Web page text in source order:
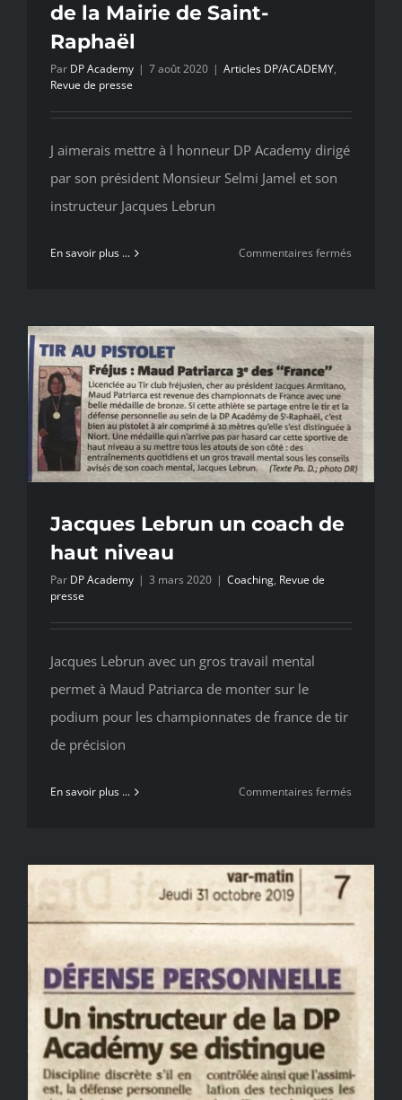
de la Mairie de Saint-
Raphaël
Par DP Academy | 7 août 2020 | Articles DP/ACADEMY,
Revue de presse
J aimerais mettre à l honneur DP Academy dirigé
par son président Monsieur Selmi Jamel et son
instructeur Jacques Lebrun
En savoir plus ... Commentaires fermés
l’honneur
DP
de
Jacques Lebrun un coach de
haut niveau
Par DP Academy | 3 mars 2020 | Coaching, Revue de
presse
Jacques Lebrun avec un gros travail mental
permet à Maud Patriarca de monter sur le
podium pour les championnates de france de tir
de précision
En savoir plus ... Commentaires fermés
coach
haut